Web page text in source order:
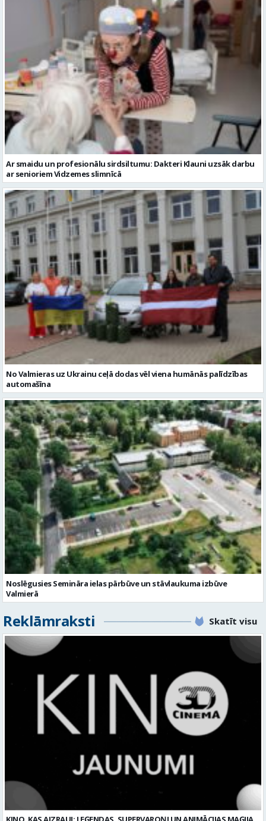
Ar smaidu un profesionālu sirdsiltumu: Dakteri Klauni uzsāk darbu
ar senioriem Vidzemes slimnīcā
No Valmieras uz Ukrainu ceļā dodas vēl viena humānās palīdzības
automašīna
Noslēgusies Semināra ielas pārbūve un stāvlaukuma izbūve
Valmierā
Reklāmraksti Skatīt visu